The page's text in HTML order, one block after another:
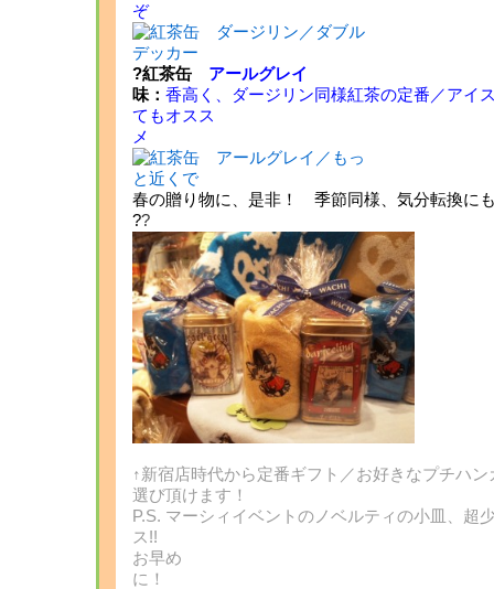
?紅茶缶 アールグレイ
味： 香高く、ダージリン同様紅茶の定番／アイ
てもオスス
春の贈り物に、是非！ 季節同様、気分転換に
??
↑新宿店時代から定番ギフト／お好きなプチハ
選び頂けます！
P.S. マーシィイベントのノベルティの小皿、超
お早め
に！